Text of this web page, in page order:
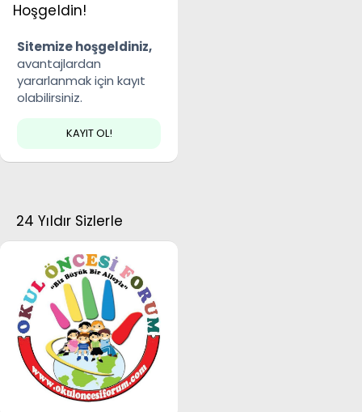
Hoşgeldin!
Sitemize hoşgeldiniz,
avantajlardan
yararlanmak için kayıt
olabilirsiniz.
KAYIT OL!
24 Yıldır Sizlerle